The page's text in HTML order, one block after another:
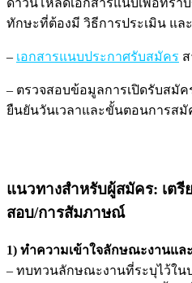
ทักษะที่ต้องมี วิธีการประเมิน แล
– เอกสารแนบประกาศรับสมัคร
– ตรวจสอบข้อมูลการเปิดรับสมัค
ยืนยันวันเวลาและขั้นตอนการสมั
แนวทางสำหรับผู้สมัคร: เต
สอบ/การสัมภาษณ์
1) ทำความเข้าใจลักษณะงานแ
– ทบทวนลักษณะงานที่ระบุไว้ใน